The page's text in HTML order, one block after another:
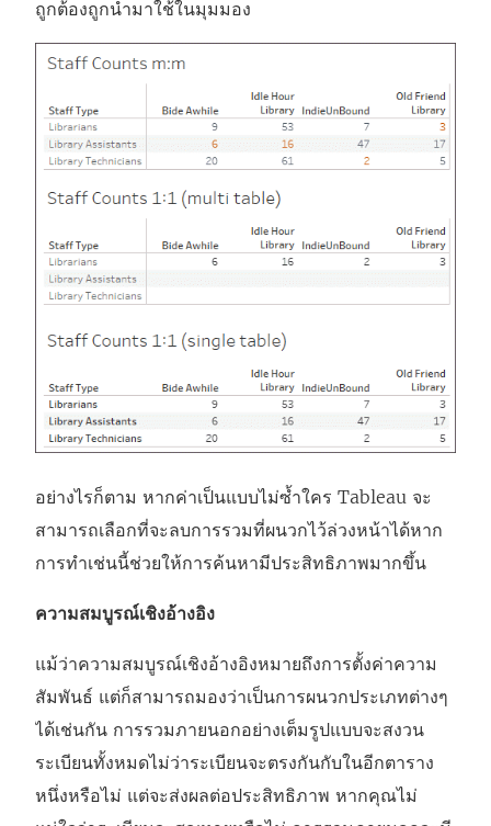
ถูกต้องถูกนำมาใช้ในมุมมอง
อย่างไรก็ตาม หากค่าเป็นแบบไม่ซ้ำใคร Tableau จะ
สามารถเลือกที่จะลบการรวมที่ผนวกไว้ล่วงหน้าได้หาก
การทำเช่นนี้ช่วยให้การค้นหามีประสิทธิภาพมากขึ้น
ความสมบูรณ์เชิงอ้างอิง
แม้ว่าความสมบูรณ์เชิงอ้างอิงหมายถึงการตั้งค่าความ
สัมพันธ์ แต่ก็สามารถมองว่าเป็นการผนวกประเภทต่างๆ
ได้เช่นกัน การรวมภายนอกอย่างเต็มรูปแบบจะสงวน
ระเบียนทั้งหมดไม่ว่าระเบียนจะตรงกันกับในอีกตาราง
หนึ่งหรือไม่ แต่จะส่งผลต่อประสิทธิภาพ หากคุณไม่